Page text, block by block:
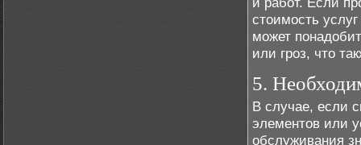
стоимость
может
или гроз, что
5.
В случае, если
элементов или
обслуживания